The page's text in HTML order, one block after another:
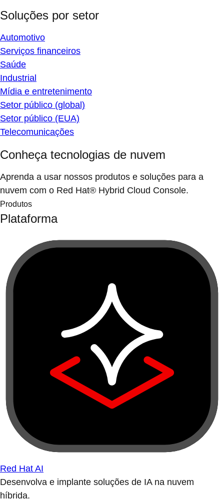
Soluções por setor
Automotivo
Serviços financeiros
Saúde
Industrial
Mídia e entretenimento
Setor público (global)
Setor público (EUA)
Telecomunicações
Conheça tecnologias de nuvem
Aprenda a usar nossos produtos e soluções para a
nuvem com o Red Hat® Hybrid Cloud Console.
Produtos
Plataforma
Red Hat AI
Desenvolva e implante soluções de IA na nuvem
híbrida.